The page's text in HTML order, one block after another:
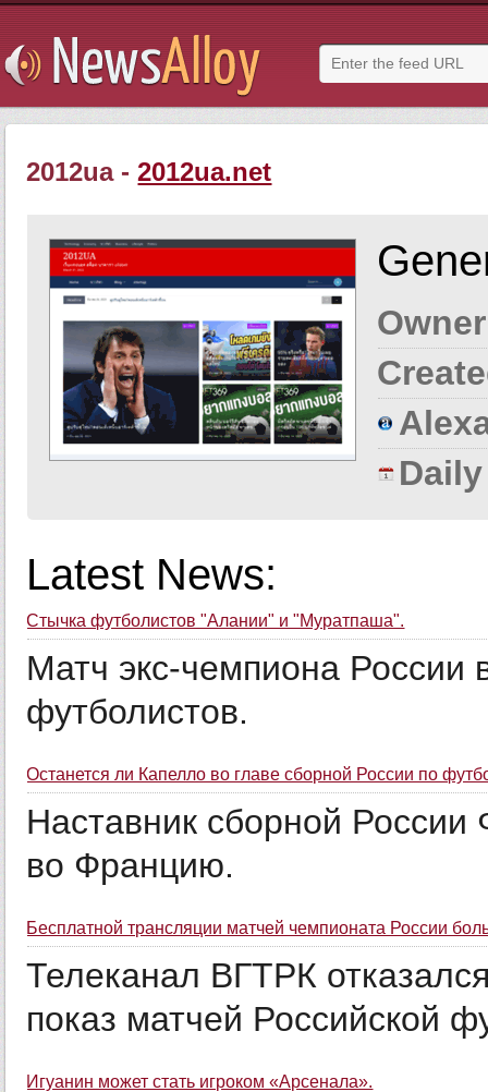
2012ua -2012ua.net
Latest News:
Стычка футболистов "Алании" и "Муратпаша".
Матч экс-чемпиона России
футболистов.
Останется ли Капелло во главе сборной России по
Наставник сборной
во Францию.
Бесплатной трансляции матчей чемпионата России
Телеканал ВГТРК
показ матчей Российской
Игуанин может стать игроком «Арсенала».